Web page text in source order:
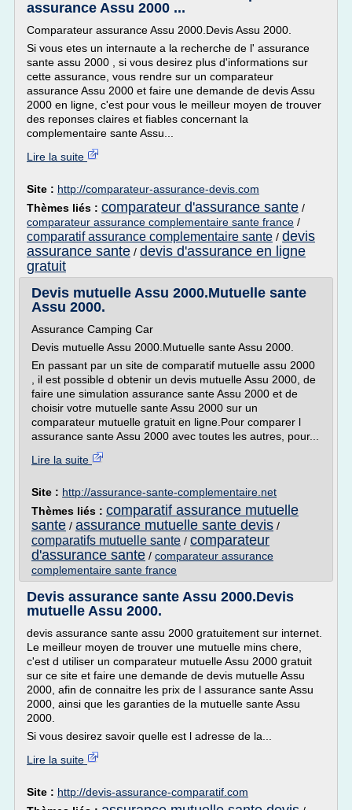
assurance Assu 2000 ...
Comparateur assurance Assu 2000.Devis Assu 2000.
Si vous etes un internaute a la recherche de l' assurance
sante assu 2000 , si vous desirez plus d'informations sur
cette assurance, vous rendre sur un comparateur
assurance Assu 2000 et faire une demande de devis Assu
2000 en ligne, c'est pour vous le meilleur moyen de trouver
des reponses claires et fiables concernant la
complementaire sante Assu...
Lire la suite
Site : http://comparateur-assurance-devis.com
Thèmes liés : comparateur d'assurance sante /
comparateur assurance complementaire sante france /
comparatif assurance complementaire sante / devis
assurance sante / devis d'assurance en ligne
gratuit
Devis mutuelle Assu 2000.Mutuelle sante
Assu 2000.
Assurance Camping Car
Devis mutuelle Assu 2000.Mutuelle sante Assu 2000.
En passant par un site de comparatif mutuelle assu 2000
, il est possible d obtenir un devis mutuelle Assu 2000, de
faire une simulation assurance sante Assu 2000 et de
choisir votre mutuelle sante Assu 2000 sur un
comparateur mutuelle gratuit en ligne.Pour comparer l
assurance sante Assu 2000 avec toutes les autres, pour...
Lire la suite
Site : http://assurance-sante-complementaire.net
Thèmes liés : comparatif assurance mutuelle
sante / assurance mutuelle sante devis /
comparatifs mutuelle sante / comparateur
d'assurance sante / comparateur assurance
complementaire sante france
Devis assurance sante Assu 2000.Devis
mutuelle Assu 2000.
devis assurance sante assu 2000 gratuitement sur internet.
Le meilleur moyen de trouver une mutuelle mins chere,
c'est d utiliser un comparateur mutuelle Assu 2000 gratuit
sur ce site et faire une demande de devis mutuelle Assu
2000, afin de connaitre les prix de l assurance sante Assu
2000, ainsi que les garanties de la mutuelle sante Assu
2000.
Si vous desirez savoir quelle est l adresse de la...
Lire la suite
Site : http://devis-assurance-comparatif.com